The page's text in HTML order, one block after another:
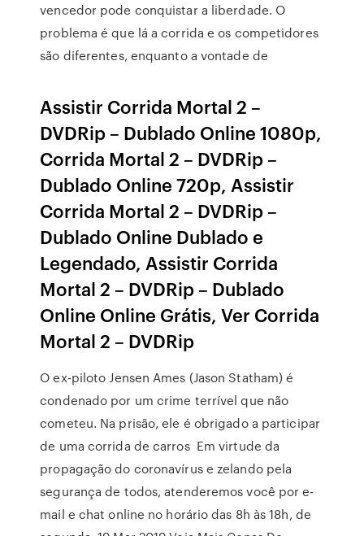
vencedor pode conquistar a liberdade. O
problema é que lá a corrida e os competidores
são diferentes, enquanto a vontade de
Assistir Corrida Mortal 2 –
DVDRip – Dublado Online 1080p,
Corrida Mortal 2 – DVDRip –
Dublado Online 720p, Assistir
Corrida Mortal 2 – DVDRip –
Dublado Online Dublado e
Legendado, Assistir Corrida
Mortal 2 – DVDRip – Dublado
Online Online Grátis, Ver Corrida
Mortal 2 – DVDRip
O ex-piloto Jensen Ames (Jason Statham) é
condenado por um crime terrível que não
cometeu. Na prisão, ele é obrigado a participar
de uma corrida de carros Em virtude da
propagação do coronavírus e zelando pela
segurança de todos, atenderemos você por e-
mail e chat online no horário das 8h às 18h, de